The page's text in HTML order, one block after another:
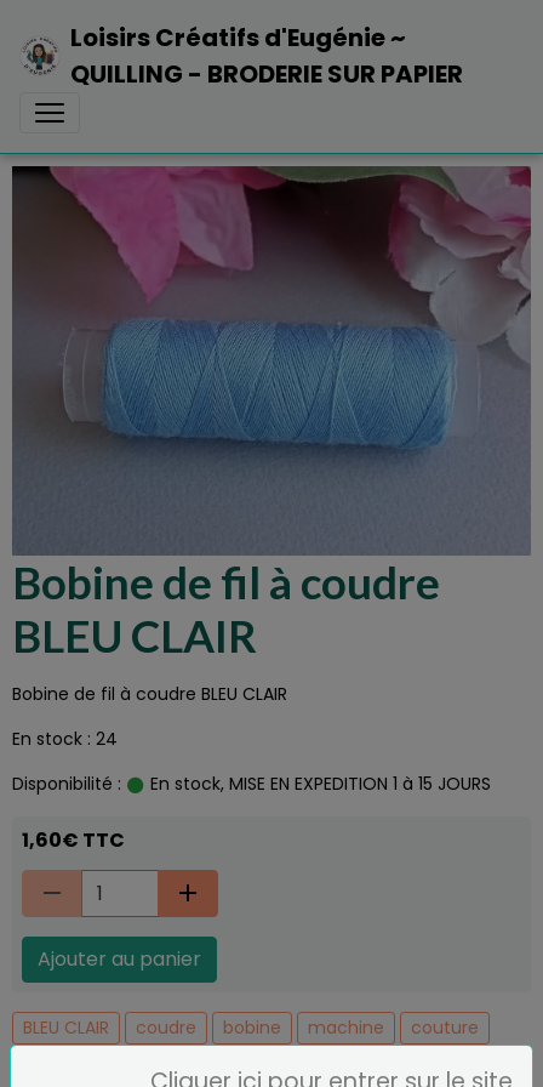
Loisirs Créatifs d'Eugénie ~
QUILLING - BRODERIE SUR PAPIER
Bobine de fil à coudre
BLEU CLAIR
Bobine de fil à coudre BLEU CLAIR
En stock : 24
Disponibilité :
En stock, MISE EN EXPEDITION 1 à 15 JOURS
1,60€ TTC
Ajouter au panier
BLEU CLAIR coudre bobine machine
couture
broderie